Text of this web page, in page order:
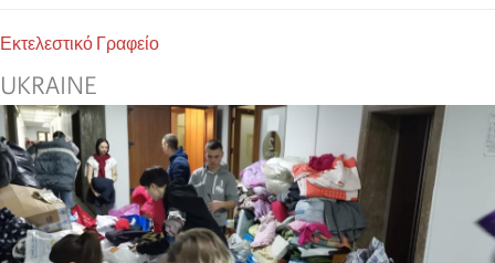
Εκτελεστικό Γραφείο
UKRAINE